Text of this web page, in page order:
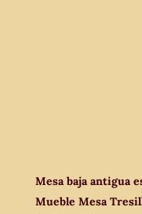
Mesa baja antigua
Mueble Mesa